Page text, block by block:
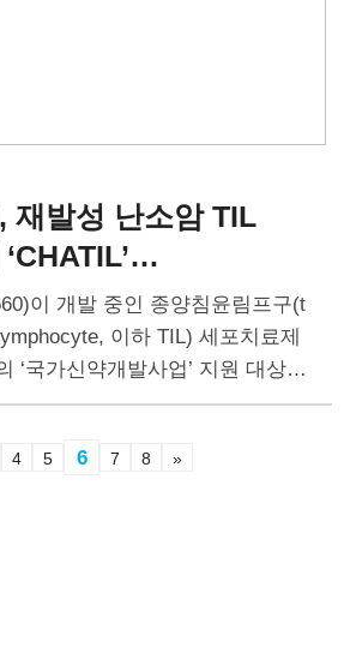
재발성 난소암 TIL
사업 지원 과제로
이 개발 중인 종양침윤림프구(t
이하 TIL) 세포치료제
‘국가신약개발사업’ 지원 대상에
텍은 향후2년간 연구개발비를
정이다. TIL 세포치료제는 환자…
4 5 6 7 8 »